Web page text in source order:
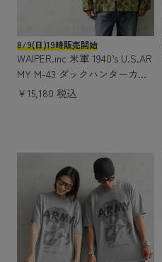
8/9(日)19時販売開始
WAIPER.inc 米軍 1940’s U.S.AR
MY M-43 ダックハンターカモ
コンバットジャケット【WP115
￥15,180 税込